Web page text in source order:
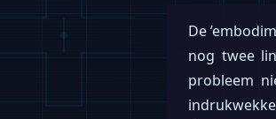
De
nog twee
probleem